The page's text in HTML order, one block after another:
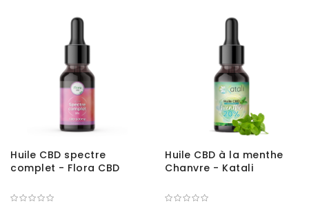
Huile CBD spectre
complet - Flora CBD
Huile CBD à la menthe
Chanvre - Katali